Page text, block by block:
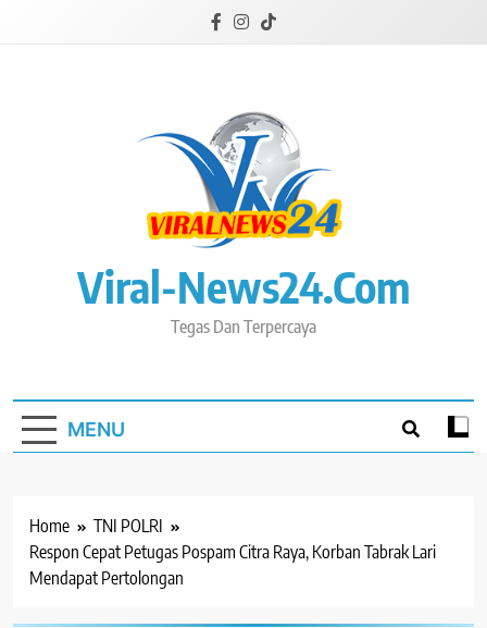
Viral-News24.com
Tegas Dan Terpercaya
MENU
Home
TNI POLRI
Respon Cepat Petugas Pospam Citra Raya, Korban Tabrak Lari
Mendapat Pertolongan